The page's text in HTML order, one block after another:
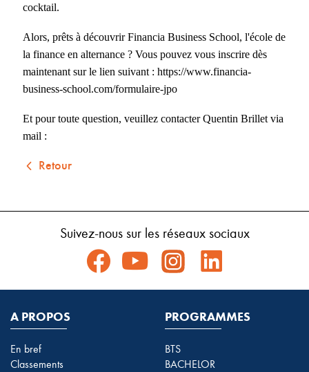
cocktail.
Alors, prêts à découvrir Financia Business School, l'école de
la finance en alternance ? Vous pouvez vous inscrire dès
maintenant sur le lien suivant : https://www.financia-
business-school.com/formulaire-jpo
Et pour toute question, veuillez contacter Quentin Brillet via
mail :
Retour
Suivez-nous sur les réseaux sociaux
A PROPOS
En bref
Classements
PROGRAMMES
BTS
BACHELOR